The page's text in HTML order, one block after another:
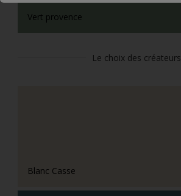
Vert provence
Le choix des créateurs
Blanc Casse